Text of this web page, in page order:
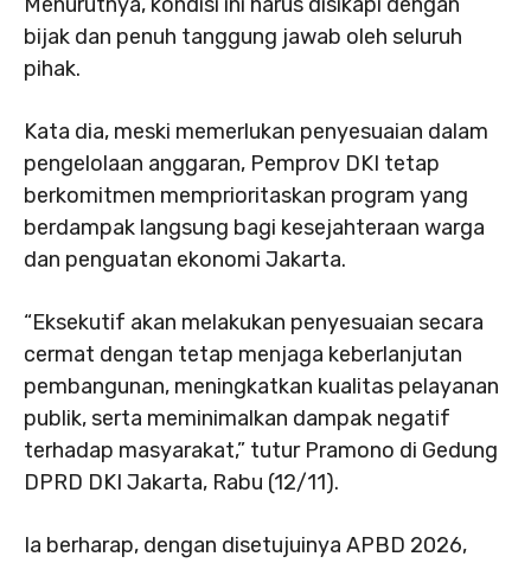
bijak dan penuh tanggung jawab oleh seluruh
pihak.
Kata dia, meski memerlukan penyesuaian dalam
pengelolaan anggaran, Pemprov DKI tetap
berkomitmen memprioritaskan program yang
berdampak langsung bagi kesejahteraan warga
dan penguatan ekonomi Jakarta.
“Eksekutif akan melakukan penyesuaian secara
cermat dengan tetap menjaga keberlanjutan
pembangunan, meningkatkan kualitas pelayanan
publik, serta meminimalkan dampak negatif
terhadap masyarakat,” tutur Pramono di Gedung
DPRD DKI Jakarta, Rabu (12/11).
Ia berharap, dengan disetujuinya APBD 2026,